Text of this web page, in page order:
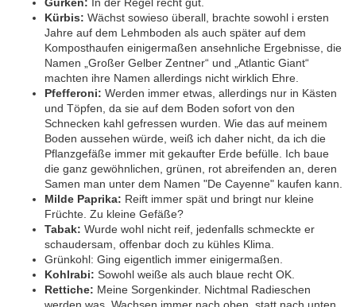
Kürbis: Wächst sowieso überall, brachte sowohl i ersten
Jahre auf dem Lehmboden als auch später auf dem
Komposthaufen einigermaßen ansehnliche Ergebnisse, die
Namen „Großer Gelber Zentner“ und „Atlantic Giant“
machten ihre Namen allerdings nicht wirklich Ehre.
Pfefferoni: Werden immer etwas, allerdings nur in Kästen
und Töpfen, da sie auf dem Boden sofort von den
Schnecken kahl gefressen wurden. Wie das auf meinem
Boden aussehen würde, weiß ich daher nicht, da ich die
Pflanzgefäße immer mit gekaufter Erde befülle. Ich baue
die ganz gewöhnlichen, grünen, rot abreifenden an, deren
Samen man unter dem Namen "De Cayenne" kaufen kann.
Milde Paprika: Reift immer spät und bringt nur kleine
Früchte. Zu kleine Gefäße?
Tabak: Wurde wohl nicht reif, jedenfalls schmeckte er
schaudersam, offenbar doch zu kühles Klima.
Grünkohl: Ging eigentlich immer einigermaßen.
Kohlrabi: Sowohl weiße als auch blaue recht OK.
Rettiche: Meine Sorgenkinder. Nichtmal Radieschen